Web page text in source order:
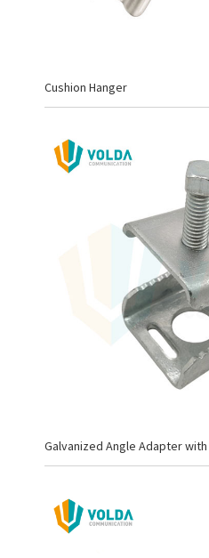
Cushion Hanger
Galvanized Angle Adapter with